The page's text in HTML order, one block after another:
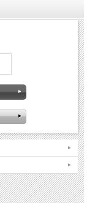
(Dr, Perc) Roger Ball
Pro-Shot 56min.